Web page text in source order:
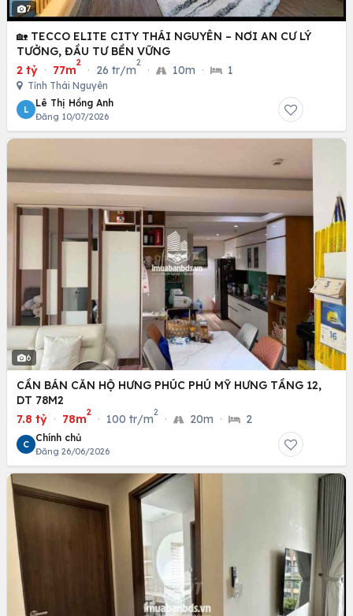
7
🏡 TECCO ELITE CITY THÁI NGUYÊN – NƠI AN CƯ LÝ
TƯỞNG, ĐẦU TƯ BỀN VỮNG
2 tỷ · 77m
2
· 26 tr/m
2
· 10m · 1
Tỉnh Thái Nguyên
L
Lê Thị Hồng Anh
Đăng 10/07/2026
6
CẦN BÁN CĂN HỘ HƯNG PHÚC PHÚ MỸ HƯNG TẦNG 12,
DT 78M2
7.8 tỷ · 78m
2
· 100 tr/m
2
· 20m · 2
C
Chính chủ
Đăng 26/06/2026